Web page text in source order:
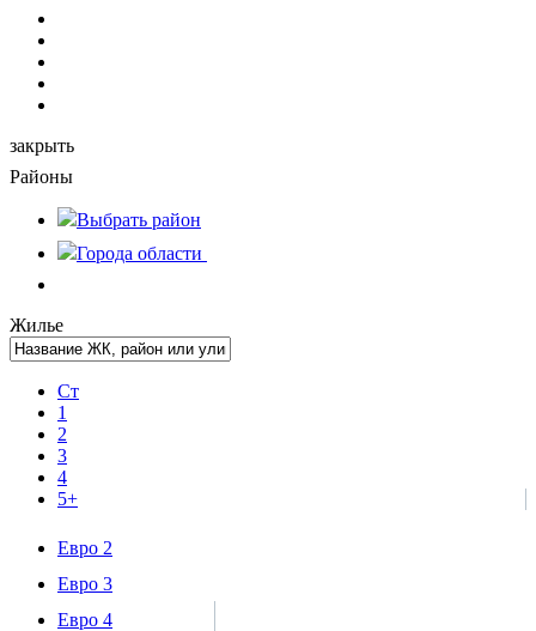
закрыть
Районы
Выбрать район
Города области
Жилье
Ст
1
2
3
4
5+
Евро 2
Евро 3
Евро 4